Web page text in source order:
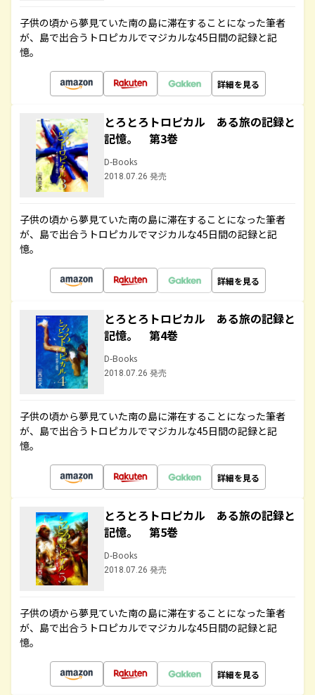
子供の頃から夢見ていた南の島に滞在することになった筆者
が、島で出合うトロピカルでマジカルな45日間の記録と記
憶。
詳細を見る
とろとろトロピカル ある旅の記録と
記憶。 第3巻
D-Books
2018.07.26 発売
子供の頃から夢見ていた南の島に滞在することになった筆者
が、島で出合うトロピカルでマジカルな45日間の記録と記
憶。
詳細を見る
とろとろトロピカル ある旅の記録と
記憶。 第4巻
D-Books
2018.07.26 発売
子供の頃から夢見ていた南の島に滞在することになった筆者
が、島で出合うトロピカルでマジカルな45日間の記録と記
憶。
詳細を見る
とろとろトロピカル ある旅の記録と
記憶。 第5巻
D-Books
2018.07.26 発売
子供の頃から夢見ていた南の島に滞在することになった筆者
が、島で出合うトロピカルでマジカルな45日間の記録と記
憶。
詳細を見る